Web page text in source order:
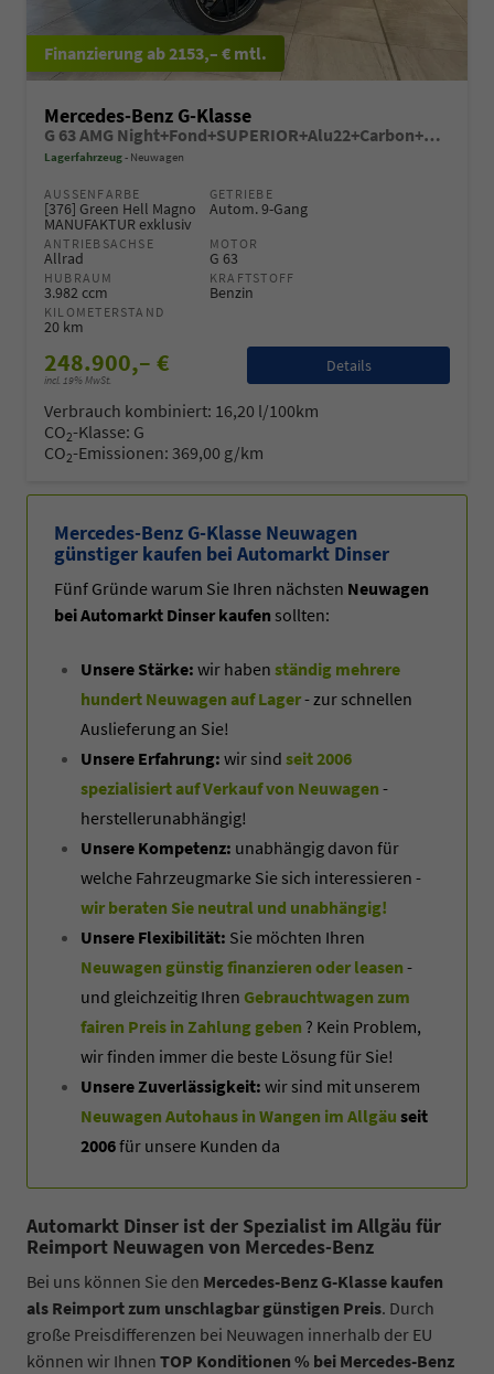
ab 2153,– € mtl.
Mercedes-Benz G-Klasse
G 63 AMG Night+Fond+SUPERIOR+Alu22+Carbon+Standheiz+Performance+AHK+VOLL
Lagerfahrzeug Neuwagen
AUSSENFARBE
[376] Green Hell Magno
MANUFAKTUR exklusiv
GETRIEBE
Autom. 9-Gang
ANTRIEBSACHSE
Allrad
MOTOR
G 63
HUBRAUM
3.982 ccm
KRAFTSTOFF
Benzin
KILOMETERSTAND
20 km
248.900,– €
incl. 19% MwSt.
Details
Verbrauch kombiniert: 16,20 l/100km
CO2-Klasse: G
CO2-Emissionen: 369,00 g/km
Mercedes-Benz G-Klasse Neuwagen
günstiger kaufen bei Automarkt Dinser
Fünf Gründe warum Sie Ihren nächsten Neuwagen
bei Automarkt Dinser kaufen sollten:
Unsere Stärke: wir haben ständig mehrere
hundert Neuwagen auf Lager- zur schnellen
Auslieferung an Sie!
Unsere Erfahrung: wir sind seit 2006
spezialisiert auf Verkauf von Neuwagen -
herstellerunabhängig!
Unsere Kompetenz: unabhängig davon für
welche Fahrzeugmarke Sie sich interessieren -
wir beraten Sie neutral und unabhängig!
Unsere Flexibilität: Sie möchten Ihren
Neuwagen günstig finanzieren oder leasen -
und gleichzeitig Ihren Gebrauchtwagen zum
fairen Preis in Zahlung geben ? Kein Problem,
wir finden immer die beste Lösung für Sie!
Unsere Zuverlässigkeit: wir sind mit unserem
Neuwagen Autohaus in Wangen im Allgäu seit
2006für unsere Kunden da
Automarkt Dinser ist der Spezialist im Allgäu für
Reimport Neuwagen von Mercedes-Benz
Bei uns können Sie den Mercedes-Benz G-Klasse kaufen
als Reimport zum unschlagbar günstigen Preis. Durch
große Preisdifferenzen bei Neuwagen innerhalb der EU
können wir Ihnen TOP Konditionen % bei Mercedes-Benz